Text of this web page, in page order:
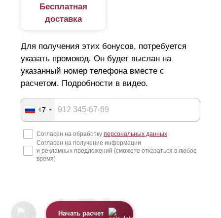
Бесплатная
доставка
Для получения этих бонусов, потребуется
указать промокод. Он будет выслан на
указанный номер телефона вместе с
расчетом. Подробности в видео.
+7
Согласен на обработку персональных данных
Согласен на получение информации
и рекламных предложений (сможете отказаться в любое
время)
Начать расчет